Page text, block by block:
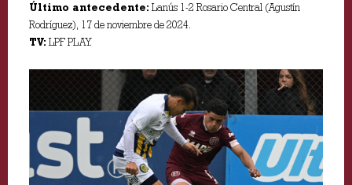
Último antecedente: Lanús 1-2 Rosario Central (Agustín
Rodríguez), 17 de noviembre de 2024.
TV: LPF PLAY.